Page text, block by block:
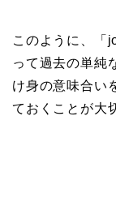
このように、「
って過去の単純
け身の意味合い
ておくことが大